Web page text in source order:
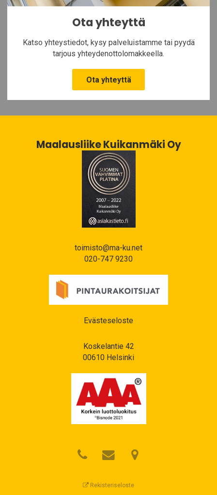
Ota yhteyttä
Katso yhteystiedot, kysy palveluistamme tai pyydä
tarjous yhteydenottolomakkeella.
Ota yhteyttä
Maalausliike Kuikanmäki Oy
toimisto@ma-ku.net
020-747 9230
Evästeseloste
Koskelantie 42
00610 Helsinki
Rekisteriseloste